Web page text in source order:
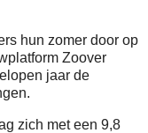
hun zomer door op
Zoover
jaar de
zich met een 9,8